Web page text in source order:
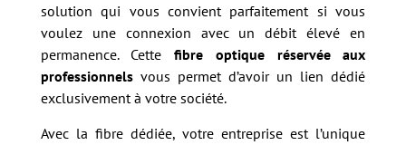
solution qui vous convient parfaitement si vous
voulez une connexion avec un débit élevé en
permanence. Cettefibre optique réservée aux
professionnelsvous permet d’avoir un lien dédié
exclusivement à votre société.
Avec la fibre dédiée, votre entreprise est l’unique